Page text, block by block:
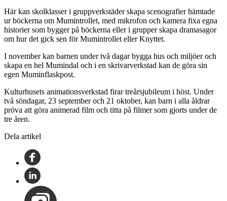
Här kan skolklasser i gruppverkstäder skapa scenografier hämtade
ur böckerna om Mumintrollet, med mikrofon och kamera fixa egna
historier som bygger på böckerna eller i grupper skapa dramasagor
om hur det gick sen för Mumintrollet eller Knyttet.
I november kan barnen under två dagar bygga hus och miljöer och
skapa en hel Mumindal och i en skrivarverkstad kan de göra sin
egen Muminflaskpost.
Kulturhusets animationsverkstad firar treårsjubileum i höst. Under
två söndagar, 23 september och 21 oktober, kan barn i alla åldrar
pröva att göra animerad film och titta på filmer som gjorts under de
tre åren.
Dela artikel